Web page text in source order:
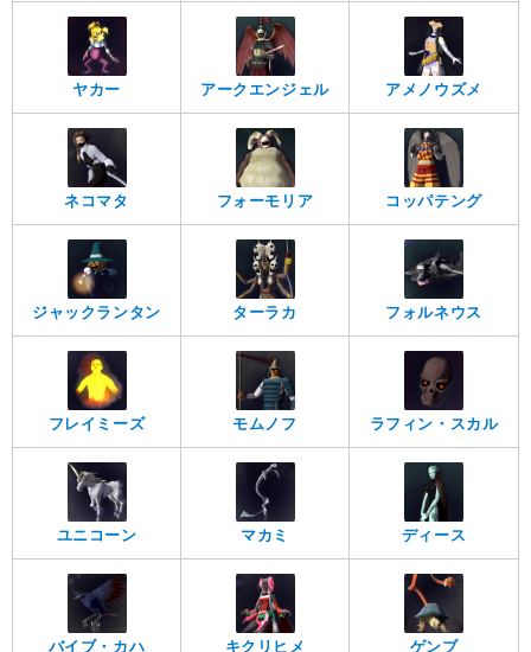
ヤカー アークエンジェル アメノウズメ
ネコマタ フォーモリア コッパテング
ジャックランタン ターラカ フォルネウス
フレイミーズ モムノフ ラフィン・スカル
ユニコーン マカミ ディース
バイブ・カハ キクリヒメ ゲンブ